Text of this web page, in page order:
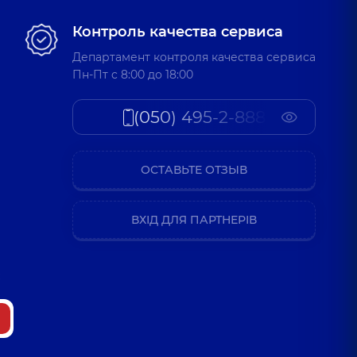
Контроль качества сервиса
Департамент контроля качества сервиса
Пн-Пт c 8:00 до 18:00
(050) 495-2-888
ОСТАВЬТЕ ОТЗЫВ
ВХІД ДЛЯ ПАРТНЕРІВ